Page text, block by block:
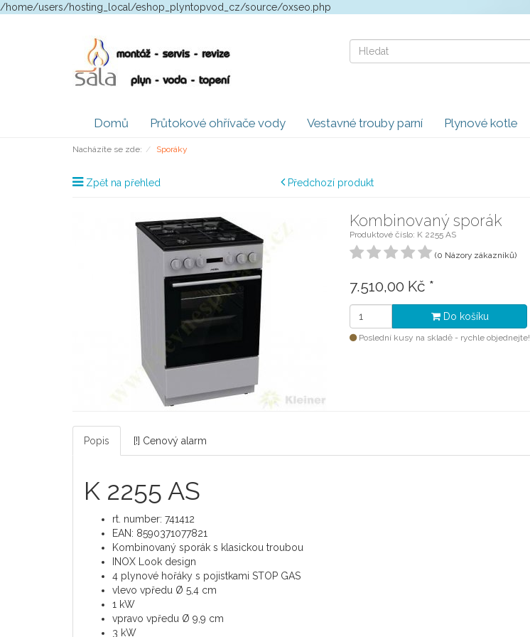
/home/users/hosting_local/eshop_plyntopvod_cz/source/oxseo.php
Domů Průtokové ohřívače vody Vestavné trouby parní Plynové kotle
Nacházíte se zde: Sporáky
Zpět na přehled Předchozí produkt
Kombinovaný sporák
Produktové číslo: K 2255 AS
(0 Názory zákazníků)
7.510,00 Kč *
Do košíku
Poslední kusy na skladě - rychle objednejte!
Popis [!] Cenový alarm
K 2255 AS
rt. number: 741412
EAN: 8590371077821
Kombinovaný sporák s klasickou troubou
INOX Look design
4 plynové hořáky s pojistkami STOP GAS
vlevo vpředu Ø 5,4 cm
1 kW
vpravo vpředu Ø 9,9 cm
3 kW